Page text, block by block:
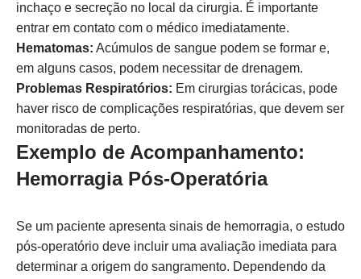
inchaço e secreção no local da cirurgia. É importante
entrar em contato com o médico imediatamente.
Hematomas: Acúmulos de sangue podem se formar e,
em alguns casos, podem necessitar de drenagem.
Problemas Respiratórios: Em cirurgias torácicas, pode
haver risco de complicações respiratórias, que devem ser
monitoradas de perto.
Exemplo de Acompanhamento:
Hemorragia Pós-Operatória
Se um paciente apresenta sinais de hemorragia, o estudo
pós-operatório deve incluir uma avaliação imediata para
determinar a origem do sangramento. Dependendo da